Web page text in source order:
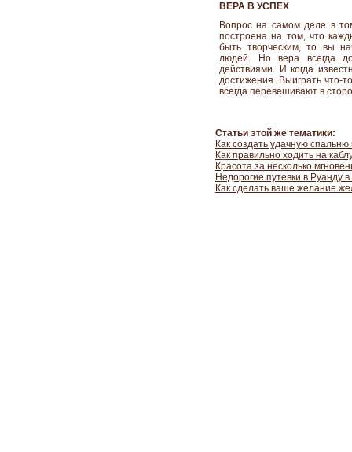
ВЕРА В УСПЕХ
Вопрос на самом деле в
построена на том, что
быть творческим, то вы
людей. Но вера всегда
действиями. И когда
достижения. Выиграть что-
всегда перевешивают в
Статьи этой же тематики:
Как создать удачную
Как правильно ходить на
Красота за несколько
Недорогие путевки в Руанду
Как сделать ваше желание